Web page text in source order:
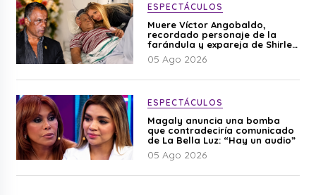
ESPECTÁCULOS
Muere Víctor Angobaldo,
recordado personaje de la
farándula y expareja de Shirley
Cherres
05 Ago 2026
ESPECTÁCULOS
Magaly anuncia una bomba
que contradeciría comunicado
de La Bella Luz: “Hay un audio”
05 Ago 2026